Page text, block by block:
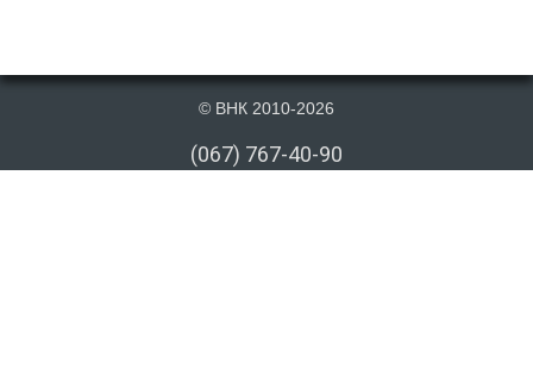
© ВНК 2010-2026
(067) 767-40-90